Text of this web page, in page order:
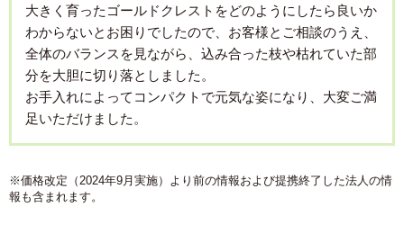
大きく育ったゴールドクレストをどのようにしたら良いか
わからないとお困りでしたので、お客様とご相談のうえ、
全体のバランスを見ながら、込み合った枝や枯れていた部
分を大胆に切り落としました。
お手入れによってコンパクトで元気な姿になり、大変ご満
足いただけました。
※価格改定（2024年9月実施）より前の情報および提携終了した法人の情
報も含まれます。